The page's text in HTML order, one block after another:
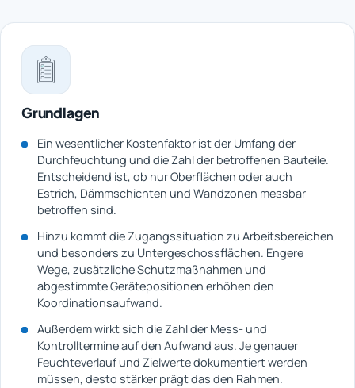
Grundlagen
Ein wesentlicher Kostenfaktor ist der Umfang der
Durchfeuchtung und die Zahl der betroffenen Bauteile.
Entscheidend ist, ob nur Oberflächen oder auch
Estrich, Dämmschichten und Wandzonen messbar
betroffen sind.
Hinzu kommt die Zugangssituation zu Arbeitsbereichen
und besonders zu Untergeschossflächen. Engere
Wege, zusätzliche Schutzmaßnahmen und
abgestimmte Gerätepositionen erhöhen den
Koordinationsaufwand.
Außerdem wirkt sich die Zahl der Mess- und
Kontrolltermine auf den Aufwand aus. Je genauer
Feuchteverlauf und Zielwerte dokumentiert werden
müssen, desto stärker prägt das den Rahmen.